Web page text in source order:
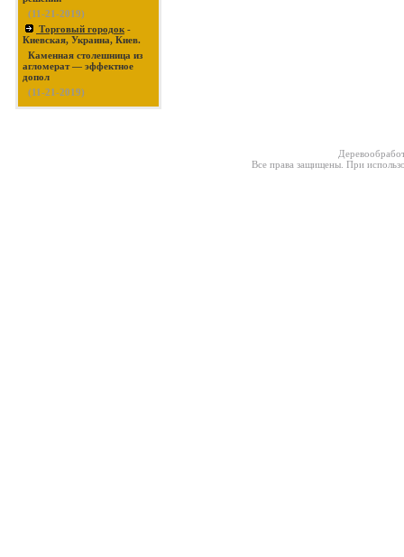
(11-21-2019)
Торговый городок -
Киевская, Украина, Киев.
Каменная столешница из
агломерат — эффектное
допол
(11-21-2019)
Все права защищены. При